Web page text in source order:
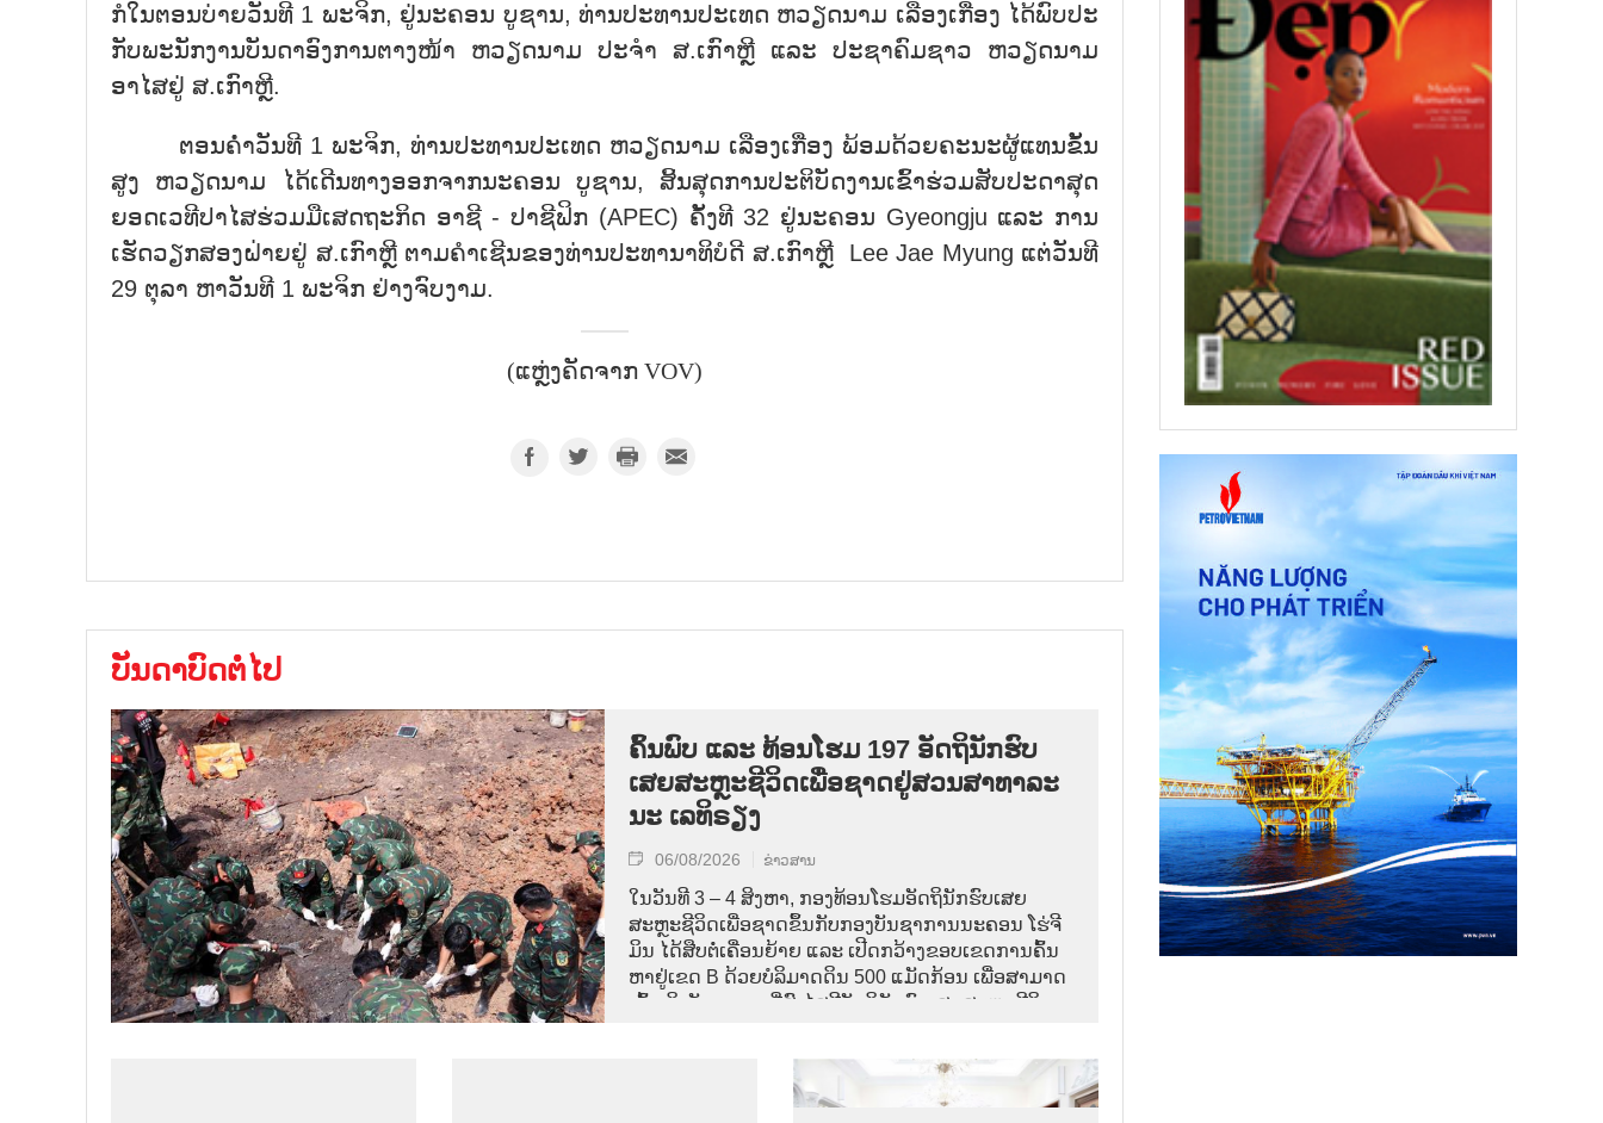
ກໍໃນຕອນບ່າຍວັນທີ 1 ພະຈິກ, ຢູ່ນະຄອນ ບູຊານ, ທ່ານປະທານປະເທດ ຫວຽດນາມ ເລືອງເກື່ອງ ໄດ້ພົບປະ
ກັບພະນັກງານບັນດາອົງການຕາງໜ້າ ຫວຽດນາມ ປະຈຳ ສ.ເກົາຫຼີ ແລະ ປະຊາຄົມຊາວ ຫວຽດນາມ
ອາໄສຢູ່ ສ.ເກົາຫຼີ.
ຕອນຄ່ຳວັນທີ 1 ພະຈິກ, ທ່ານປະທານປະເທດ ຫວຽດນາມ ເລືອງເກື່ອງ ພ້ອມດ້ວຍຄະນະຜູ້ແທນຂັ້ນ
ສູງ ຫວຽດນາມ ໄດ້ເດີນທາງອອກຈາກນະຄອນ ບູຊານ, ສິ້ນສຸດການປະຕິບັດງານເຂົ້າຮ່ວມສັບປະດາສຸດ
ຍອດເວທີປາໄສຮ່ວມມືເສດຖະກິດ ອາຊີ - ປາຊີຟິກ (APEC) ຄັ້ງທີ 32 ຢູ່ນະຄອນ Gyeongju ແລະ ການ
ເຮັດວຽກສອງຝ່າຍຢູ່ ສ.ເກົາຫຼີ ຕາມຄຳເຊີນຂອງທ່ານປະທານາທິບໍດີ ສ.ເກົາຫຼີ Lee Jae Myung ແຕ່ວັນທີ
29 ຕຸລາ ຫາວັນທີ 1 ພະຈິກ ຢ່າງຈົບງາມ.
(ແຫຼ່ງຄັດຈາກ VOV)
ບັນດາບົດຕໍ່ໄປ
ຄົ້ນ​ພົບ ແລະ ທ້ອນ​ໂຮມ 197 ອັດ​ຖິ​ນັກ​ຮົບ​
ເສຍ​ສະຫຼະ​ຊີ​ວິດ​ເພື່ອ​ຊາດ​ຢູ່​ສວນ​ສາ​ທາ​ລະ​
ນະ ເລ​ທິ​ຣຽງ
06/08/2026 ຂ່າວສານ
ໃນ​ວັນ​ທີ 3 – 4 ສິງ​ຫາ, ກອງ​ທ້ອນ​ໂຮມ​ອັດ​ຖິ​ນັກ​ຮົບ​ເສຍ​
ສະຫຼະ​ຊີ​ວິດ​ເພື່ອ​ຊາດ​ຂຶ້ນ​ກັບ​ກອງ​ບັນ​ຊາ​ການ​ນະ​ຄອນ ​ໂຮ່​ຈີ​
ມິນ ໄດ້​ສືບ​ຕໍ່​ເຄື່ອນ​ຍ້າຍ ແລະ ເປີດກວ້າງ​ຂອບ​ເຂດ​ການ​ຄົ້ນ​
ຫາຢູ່​ເຂດ B ດ້ວຍບໍລິມາດ​ດິນ 500 ແມັດ​ກ້ອນ ເພື່ອ​ສາມາດ
ເຂົ້າ​ເຖິງ​ບັນ​ດາ​ເຂດ​ທີ່​ສົງ​ໄສ​ມີ​ອັດ​ຖິ​ນັກ​ຮົບ​ເສຍ​ສະຫຼະ​ຊີ​ວິດ​